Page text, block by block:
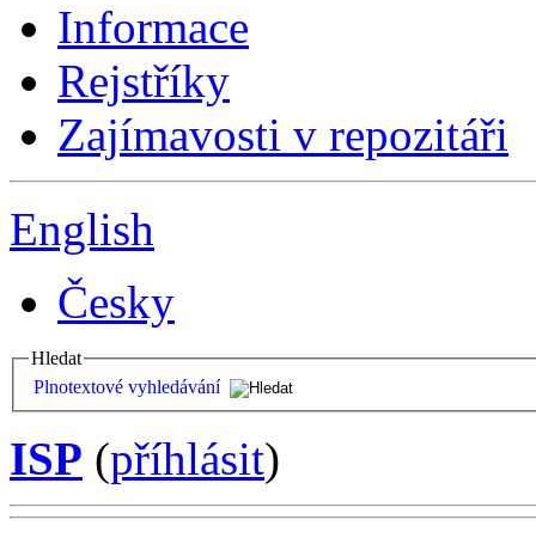
Informace
Rejstříky
Zajímavosti v repozitáři
English
Česky
Hledat
Plnotextové vyhledávání
ISP (příhlásit)